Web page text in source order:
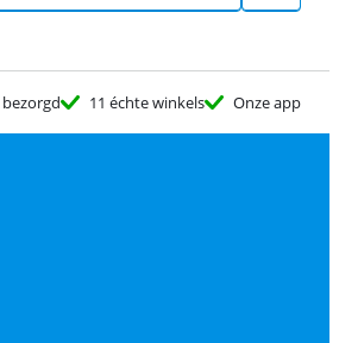
bezorgd 11 échte winkels Onze app